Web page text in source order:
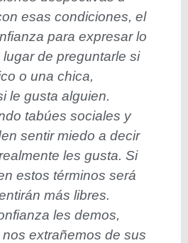
esas condiciones, el
para expresar lo
de preguntarle si
o una chica,
le gusta alguien.
tabúes sociales y
sentir miedo a decir
les gusta. Si
estos términos será
más libres.
les demos,
extrañemos de sus